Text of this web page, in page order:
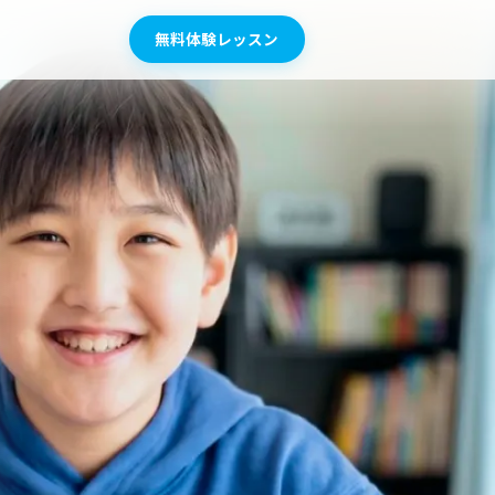
無料体験レッスン